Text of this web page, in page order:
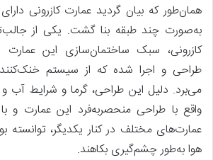
همان‌طور که بیان گردید عمارت کازرونی
به‌صورت چند طبقه بنا گشت. یکی از
کازرونی، سبک ساختمان‌سازی این
طراحی و اجرا شده که از سیستم
می‌برد. دلیل این طراحی، گرما و شرایط آب
واقع با طراحی منحصربه‌فرد این عمارت و
عمارت‌های مختلف در کنار یکدیگر، توانسته
هوا به‌طور چشم‌گیری بکاهند.